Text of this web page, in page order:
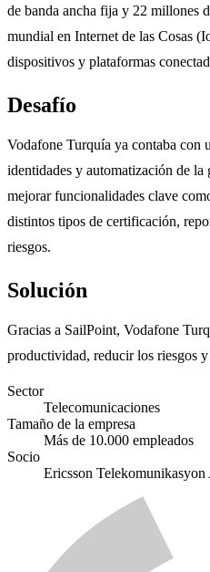
de banda ancha fija y 22 millones
mundial en Internet de las Cosas
dispositivos y plataformas
Desafío
Vodafone Turquía ya contaba con
identidades y automatización de la
mejorar funcionalidades clave
distintos tipos de certificación,
riesgos.
Solución
Gracias a SailPoint, Vodafone
productividad, reducir los riesgos
Sector
Telecomunicaciones
Tamaño de la empresa
Más de 10.000 empleados
Socio
Ericsson Telekomunikasyon